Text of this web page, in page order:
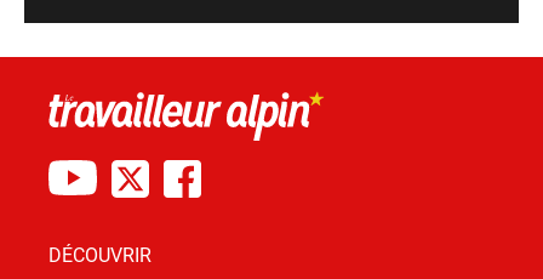
DÉCOUVRIR